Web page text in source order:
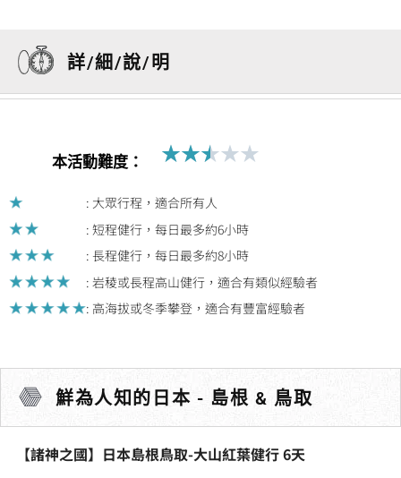
詳/細/說/明
本活動難度： ★★★★★
: 大眾行程，適合所有人
: 短程健行，每日最多約6小時
: 長程健行，每日最多約8小時
: 岩稜或長程高山健行，適合有類似經驗者
: 高海拔或冬季攀登，適合有豐富經驗者
鮮為人知的日本 - 島根 & 鳥取
【諸神之國】日本島根鳥取-大山紅葉健行 6天